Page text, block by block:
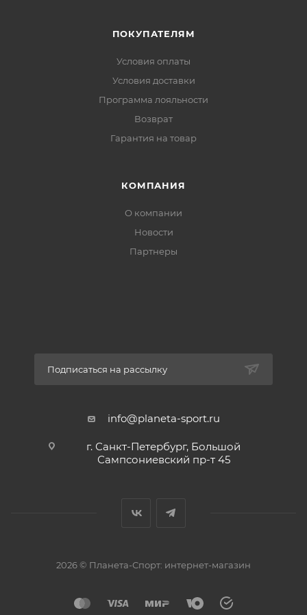
ПОКУПАТЕЛЯМ
Условия оплаты
Условия доставки
Программа лояльности
Возврат
Гарантия на товар
КОМПАНИЯ
О компании
Новости
Партнеры
Подписаться на рассылку
info@planeta-sport.ru
г. Санкт-Петербург, Большой
Сампсониевский пр-т 45
2026 © Планета-Спорт: интернет-магазин